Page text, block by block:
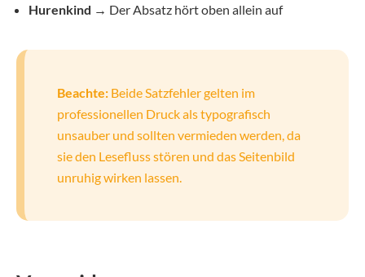
Hurenkind → Der Absatz hört oben allein auf
Beachte: Beide Satzfehler gelten im
professionellen Druck als typografisch
unsauber und sollten vermieden werden, da
sie den Lesefluss stören und das Seitenbild
unruhig wirken lassen.